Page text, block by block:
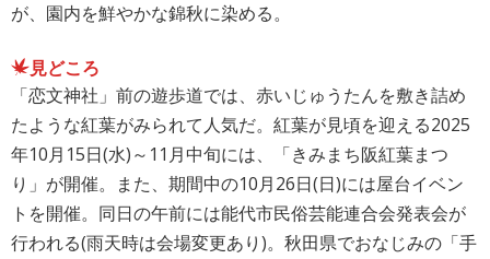
が、園内を鮮やかな錦秋に染める。
見どころ
「恋文神社」前の遊歩道では、赤いじゅうたんを敷き詰め
たような紅葉がみられて人気だ。紅葉が見頃を迎える2025
年10月15日(水)～11月中旬には、「きみまち阪紅葉まつ
り」が開催。また、期間中の10月26日(日)には屋台イベン
トを開催。同日の午前には能代市民俗芸能連合会発表会が
行われる(雨天時は会場変更あり)。秋田県でおなじみの「手